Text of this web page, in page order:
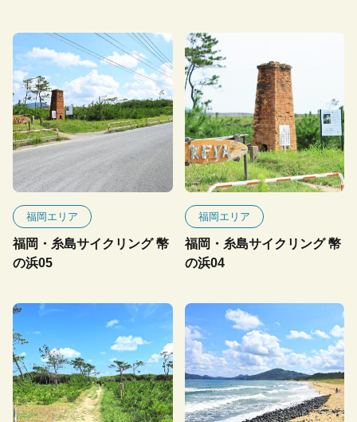
福岡エリア
福岡・糸島サイクリング 幣
の浜05
福岡エリア
福岡・糸島サイクリング 幣
の浜04